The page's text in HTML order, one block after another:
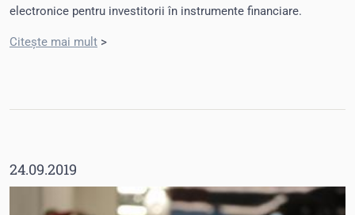
electronice pentru investitorii în instrumente financiare.
Citește mai mult >
24.09.2019